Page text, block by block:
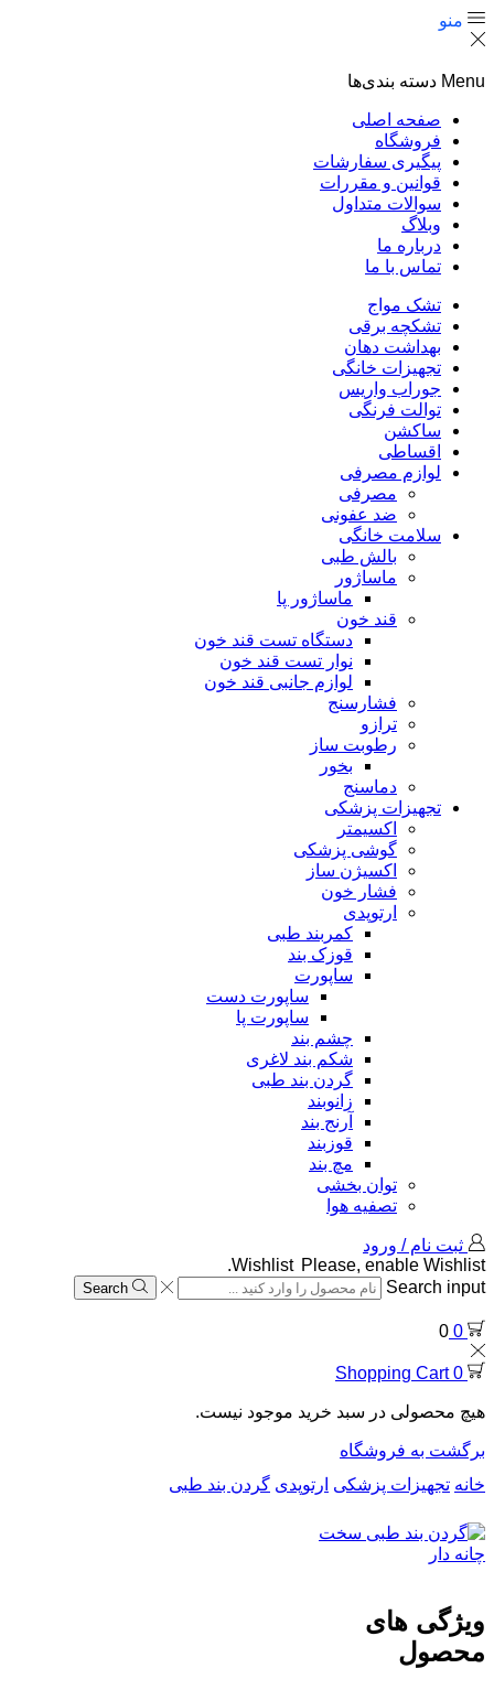
منو
Menu دسته بندی‌ها
صفحه اصلی
فروشگاه
پیگیری سفارشات
قوانین و مقررات
سوالات متداول
وبلاگ
درباره ما
تماس با ما
تشک مواج
تشکچه برقی
بهداشت دهان
تجهیزات خانگی
جوراب واریس
توالت فرنگی
ساکشن
اقساطی
لوازم مصرفی
مصرفی
ضد عفونی
سلامت خانگی
بالش طبی
ماساژور
ماساژور پا
قند خون
دستگاه تست قند خون
نوار تست قند خون
لوازم جانبی قند خون
فشارسنج
ترازو
رطوبت ساز
بخور
دماسنج
تجهیزات پزشکی
اکسیمتر
گوشی پزشکی
اکسیژن ساز
فشار خون
ارتوپدی
کمربند طبی
قوزک بند
ساپورت
ساپورت دست
ساپورت پا
چشم بند
شکم بند لاغری
گردن بند طبی
زانوبند
آرنج بند
قوزبند
مچ بند
توان بخشی
تصفیه هوا
ثبت نام / ورود
Wishlist Please, enable Wishlist.
Search input
Search
0
0
0
Shopping Cart
هیچ محصولی در سبد خرید موجود نیست.
برگشت به فروشگاه
خانه تجهیزات پزشکی ارتوپدی گردن بند طبی
ویژگی های
محصول